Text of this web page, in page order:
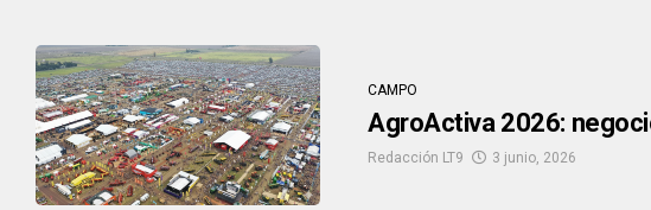
CAMPO
AgroActiva 2026:
Redacción LT9 3 junio, 2026